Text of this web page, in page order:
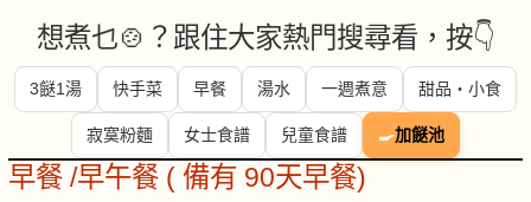
想煮乜🍲？跟住大家熱門搜尋看，按👇
3餸1湯 快手菜 早餐 湯水 一週煮意 甜品・小食
寂寞粉麵 女士食譜 兒童食譜 🍳加餸池
早餐 /早午餐 ( 備有 90天早餐)